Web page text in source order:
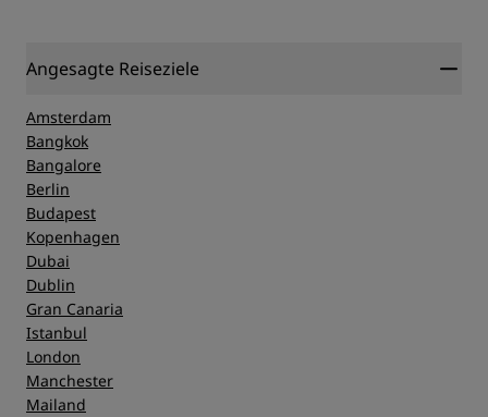
Sauberkeit
Service
Angesagte Reiseziele
Amsterdam
Bangkok
Bangalore
Berlin
Budapest
Kopenhagen
Dubai
Dublin
Gran Canaria
Istanbul
London
Manchester
Mailand